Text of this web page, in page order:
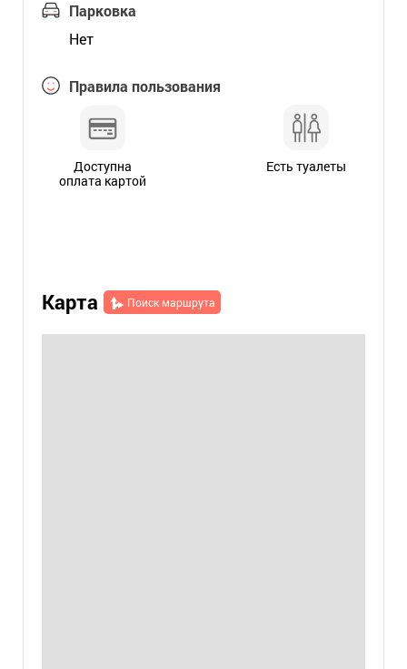
Парковка
Нет
Правила пользования
Доступна
оплата картой
Есть туалеты
Карта Поиск маршрута